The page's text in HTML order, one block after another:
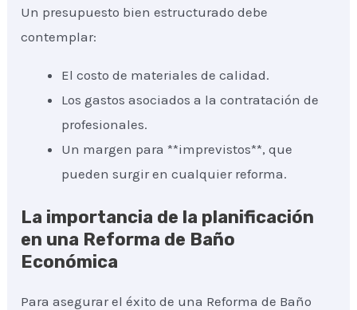
Un presupuesto bien estructurado debe
contemplar:
El costo de materiales de calidad.
Los gastos asociados a la contratación de
profesionales.
Un margen para **imprevistos**, que
pueden surgir en cualquier reforma.
La importancia de la planificación
en una Reforma de Baño
Económica
Para asegurar el éxito de una Reforma de Baño